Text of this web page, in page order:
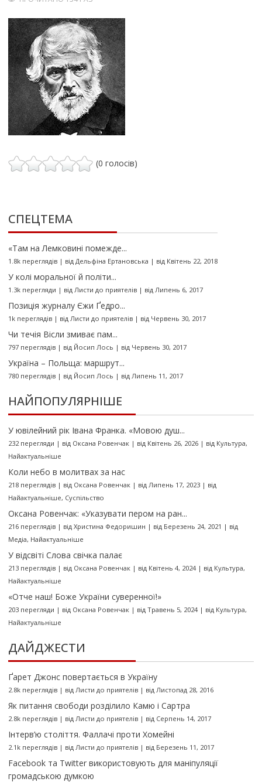
(0 голосів)
СПЕЦТЕМА
«Там на Лемковині помежде...
1.8k переглядів| від Дельфіна Ертановська | від Квітень 22, 2018
У колі моральної й політи...
1.3k перегляди | від Листи до приятелів| від Липень 6, 2017
Позиція журналу Єжи Ґедро...
1k переглядів| від Листи до приятелів| від Червень 30, 2017
Чи течія Вісли змиває пам...
797 переглядів| від Йосип Лось | від Червень 30, 2017
Україна – Польща: маршрут...
780 переглядів| від Йосип Лось | від Липень 11, 2017
НАЙПОПУЛЯРНІШЕ
У ювілейний рік Івана Франка. «Мовою душ...
232 перегляди | від Оксана Ровенчак| від Квітень 26, 2026| від Культура,
Найактуальніше
Коли небо в молитвах за нас
218 переглядів| від Оксана Ровенчак| від Липень 17, 2023| від
Найактуальніше, Суспільство
Оксана Ровенчак: «Указувати пером на ран...
216 переглядів| від Христина Федоришин | від Березень 24, 2021 | від
Медіа, Найактуальніше
У відсвіті Слова свічка палає
213 переглядів| від Оксана Ровенчак| від Квітень 4, 2024| від Культура,
Найактуальніше
«Отче наш! Боже України суверенної!»
203 перегляди | від Оксана Ровенчак| від Травень 5, 2024| від Культура,
Найактуальніше
ДАЙДЖЕСТИ
Ґарет Джонс повертається в Україну
2.8k переглядів| від Листи до приятелів| від Листопад 28, 2016
Як питання свободи розділило Камю і Сартра
2.8k переглядів| від Листи до приятелів| від Серпень 14, 2017
Інтерв’ю століття. Фаллачі проти Хомейні
2.1k переглядів| від Листи до приятелів| від Березень 11, 2017
Facebook та Twitter використовують для маніпуляції
громадською думкою